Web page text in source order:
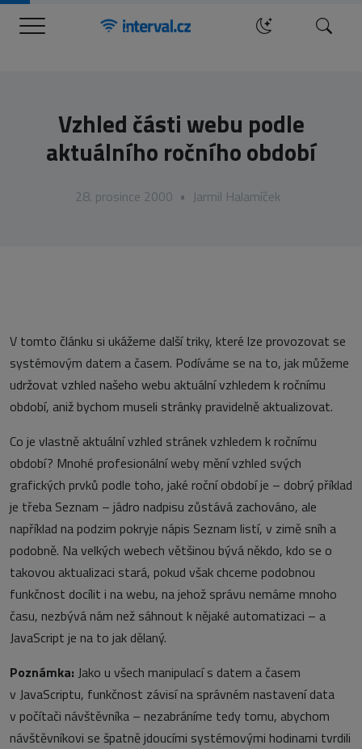
Menu Hledat
Vzhled části webu podle
aktuálního ročního období
28. prosince 2000 • Jarmil Halamíček
V tomto článku si ukážeme další triky, které lze provozovat se
systémovým datem a časem. Podíváme se na to, jak můžeme
udržovat vzhled našeho webu aktuální vzhledem k ročnímu
období, aniž bychom museli stránky pravidelně aktualizovat.
Co je vlastně aktuální vzhled stránek vzhledem k ročnímu
období? Mnohé profesionální weby mění vzhled svých
grafických prvků podle toho, jaké roční období je – dobrý příklad
je třeba Seznam – jádro nadpisu zůstává zachováno, ale
například na podzim pokryje nápis Seznam listí, v zimě sníh a
podobně. Na velkých webech většinou bývá někdo, kdo se o
takovou aktualizaci stará, pokud však chceme podobnou
funkčnost docílit i na webu, na jehož správu nemáme mnoho
času, nezbývá nám než sáhnout k nějaké automatizaci – a
JavaScript je na to jak dělaný.
Poznámka: Jako u všech manipulací s datem a časem
v JavaScriptu, funkčnost závisí na správném nastavení data
v počítači návštěvníka – nezabráníme tedy tomu, abychom
návštěvníkovi se špatně jdoucími systémovými hodinami tvrdili